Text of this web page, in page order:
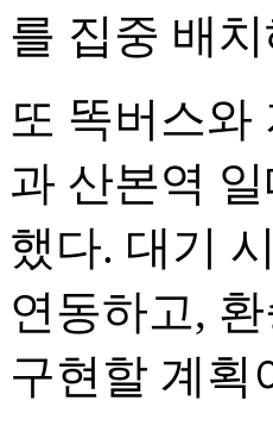
를 집중 배
또 똑버스와
과 산본역
했다. 대기
연동하고,
구현할 계획